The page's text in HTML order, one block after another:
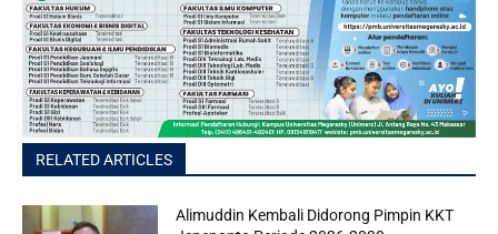
RELATED ARTICLES
Alimuddin Kembali Didorong Pimpin KKT